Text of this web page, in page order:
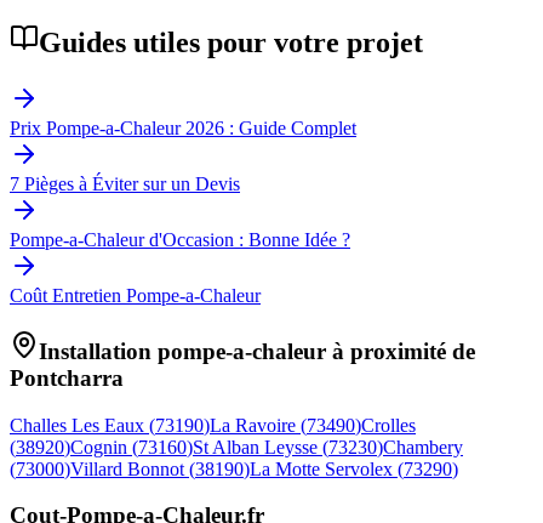
Guides utiles pour votre projet
Prix Pompe-a-Chaleur 2026 : Guide Complet
7 Pièges à Éviter sur un Devis
Pompe-a-Chaleur d'Occasion : Bonne Idée ?
Coût Entretien Pompe-a-Chaleur
Installation pompe-a-chaleur à proximité de
Pontcharra
Challes Les Eaux (73190)La Ravoire (73490)Crolles
(38920)Cognin (73160)St Alban Leysse (73230)Chambery
(73000)Villard Bonnot (38190)La Motte Servolex (73290)
Cout-Pompe-a-Chaleur.fr